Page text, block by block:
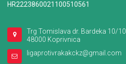
HR2223860021100510561
Trg Tomislava dr. Bardeka 10/10
48000 Koprivnica
ligaprotivrakakckz@gmail.com